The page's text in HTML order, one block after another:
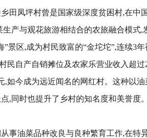
田凤坪村曾是国家级深度贫困村,在中
产与观花旅游相结合的农旅融合模式,
”景区,成为村民致富的“金坨坨”,连续3
民自产自销摊位及农家乐营业收入超
,如今成为远近闻名的网红村。这种以
,同时也提升了乡村的知名度和美誉度
事油菜品种改良与良种繁育工作,在特